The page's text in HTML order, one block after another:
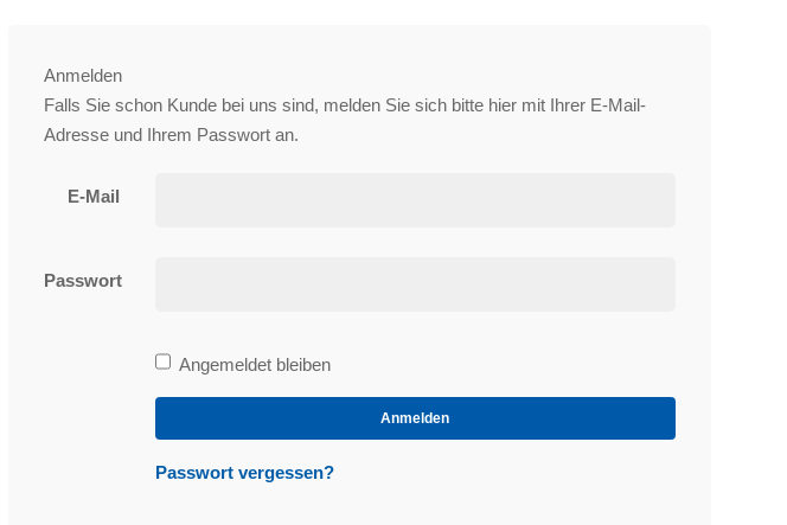
Anmelden
Falls Sie schon Kunde bei uns sind, melden Sie sich bitte hier mit Ihrer E-Mail-
Adresse und Ihrem Passwort an.
E-Mail
Passwort
Bleibe
angemeldet
Angemeldet bleiben
Anmelden
Passwort vergessen?